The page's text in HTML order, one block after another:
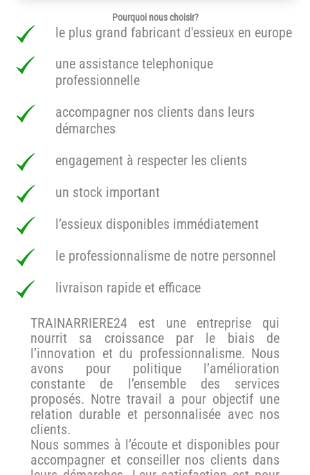
Pourquoi nous choisir?
le plus grand fabricant d'essieux en europe
une assistance telephonique
professionnelle
accompagner nos clients dans leurs
démarches
engagement à respecter les clients
un stock important
l’essieux disponibles immédiatement
le professionnalisme de notre personnel
livraison rapide et efficace
TRAINARRIERE24 est une entreprise qui
nourrit sa croissance par le biais de
l’innovation et du professionnalisme. Nous
avons pour politique l’amélioration
constante de l’ensemble des services
proposés. Notre travail a pour objectif une
relation durable et personnalisée avec nos
clients.
Nous sommes à l’écoute et disponibles pour
accompagner et conseiller nos clients dans